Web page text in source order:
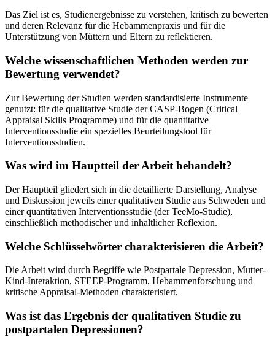
Das Ziel ist es, Studienergebnisse zu verstehen, kritisch zu bewerten
und deren Relevanz für die Hebammenpraxis und für die
Unterstützung von Müttern und Eltern zu reflektieren.
Welche wissenschaftlichen Methoden werden zur
Bewertung verwendet?
Zur Bewertung der Studien werden standardisierte Instrumente
genutzt: für die qualitative Studie der CASP-Bogen (Critical
Appraisal Skills Programme) und für die quantitative
Interventionsstudie ein spezielles Beurteilungstool für
Interventionsstudien.
Was wird im Hauptteil der Arbeit behandelt?
Der Hauptteil gliedert sich in die detaillierte Darstellung, Analyse
und Diskussion jeweils einer qualitativen Studie aus Schweden und
einer quantitativen Interventionsstudie (der TeeMo-Studie),
einschließlich methodischer und inhaltlicher Reflexion.
Welche Schlüsselwörter charakterisieren die Arbeit?
Die Arbeit wird durch Begriffe wie Postpartale Depression, Mutter-
Kind-Interaktion, STEEP-Programm, Hebammenforschung und
kritische Appraisal-Methoden charakterisiert.
Was ist das Ergebnis der qualitativen Studie zu
postpartalen Depressionen?